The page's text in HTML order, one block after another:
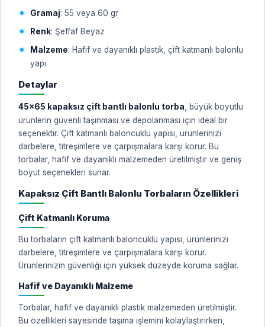
Gramaj: 55 veya 60 gr
Renk: Şeffaf Beyaz
Malzeme: Hafif ve dayanıklı plastik, çift katmanlı balonlu
yapı
Detaylar
45x65 kapaksız çift bantlı balonlu torba , büyük boyutlu
ürünlerin güvenli taşınması ve depolanması için ideal bir
seçenektir. Çift katmanlı baloncuklu yapısı, ürünlerinizi
darbelere, titreşimlere ve çarpışmalara karşı korur. Bu
torbalar, hafif ve dayanıklı malzemeden üretilmiştir ve geniş
boyut seçenekleri sunar.
Kapaksız Çift Bantlı Balonlu Torbaların Özellikleri
Çift Katmanlı Koruma
Bu torbaların çift katmanlı baloncuklu yapısı, ürünlerinizi
darbelere, titreşimlere ve çarpışmalara karşı korur.
Ürünlerinizin güvenliği için yüksek düzeyde koruma sağlar.
Hafif ve Dayanıklı Malzeme
Torbalar, hafif ve dayanıklı plastik malzemeden üretilmiştir.
Bu özellikleri sayesinde taşıma işlemini kolaylaştırırken,